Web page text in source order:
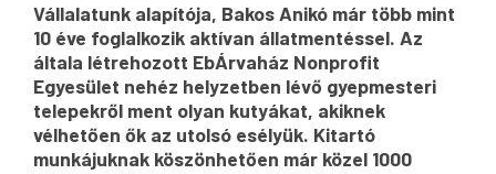
Vállalatunk alapítója, Bakos Anikó már több mint
10 éve foglalkozik aktívan állatmentéssel. Az
általa létrehozott EbÁrvaház Nonprofit
Egyesület nehéz helyzetben lévő gyepmesteri
telepekről ment olyan kutyákat, akiknek
vélhetően ők az utolsó esélyük. Kitartó
munkájuknak köszönhetően már közel 1000